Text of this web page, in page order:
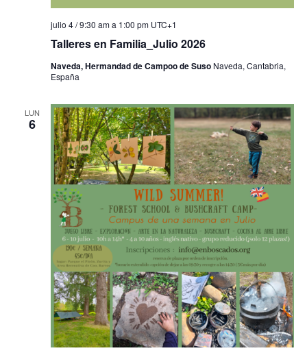
Talleres en Familia_Julio 2026
julio 4 / 9:30 ama 1:00 pm UTC+1
Naveda, Hermandad de Campoo de Suso Naveda, Cantabria,
España
LUN
6